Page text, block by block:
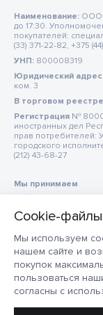
Мы используем
нашем сайте и
покупок
пользоваться
согласны с
Наименование: ООО
до 17:30.
покупателей:
(33) 371-22-82, +375
УНП: 800008319
Юридический
ком. 3
В торговом реестре
Регистрация №
иностранных дел
прав потребителей:
городского
(212) 43-68-27
Мы принимаем